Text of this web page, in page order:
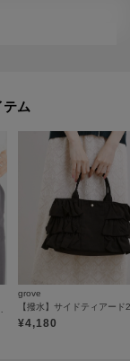
すいのも魅力。
トルホルダーやキーホ
なるバッグです。
合があります。ま
製品と画像のカラー
テム
grove
¥4,180